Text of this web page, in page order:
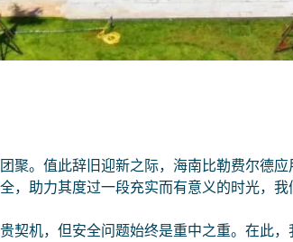
聚。值此辞旧迎新之际，海南比勒费尔德
，助力其度过一段充实而有意义的时光，
机，但安全问题始终是重中之重。在此，
你在寻找什么？